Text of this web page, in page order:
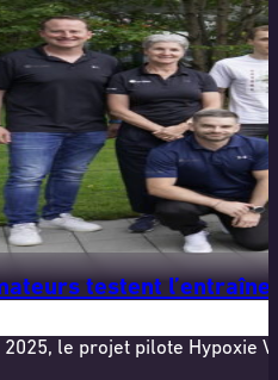
testent
2025, le projet pilote Hypoxie